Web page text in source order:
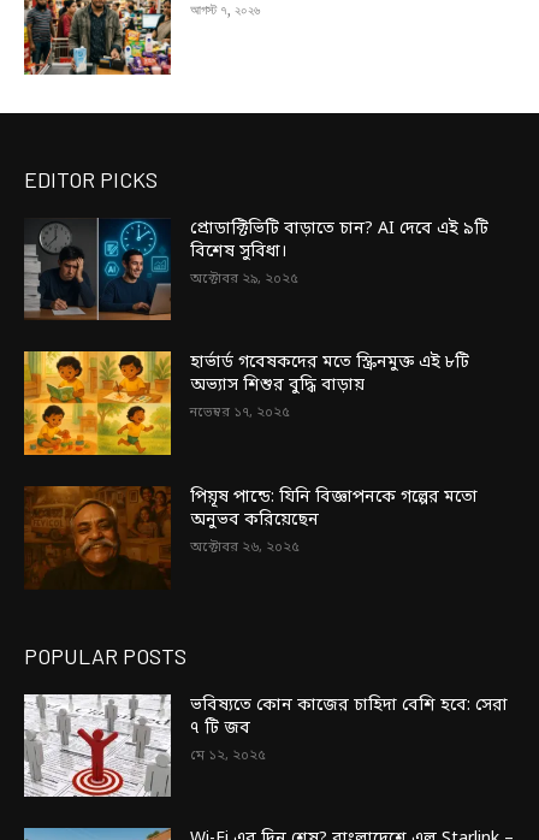
আগস্ট ৭, ২০২৬
EDITOR PICKS
প্রোডাক্টিভিটি বাড়াতে চান? AI দেবে এই ৯টি
বিশেষ সুবিধা।
অক্টোবর ২৯, ২০২৫
হার্ভার্ড গবেষকদের মতে স্ক্রিনমুক্ত এই ৮টি
অভ্যাস শিশুর বুদ্ধি বাড়ায়
নভেম্বর ১৭, ২০২৫
পিয়ূষ পান্ডে: যিনি বিজ্ঞাপনকে গল্পের মতো
অনুভব করিয়েছেন
অক্টোবর ২৬, ২০২৫
POPULAR POSTS
ভবিষ্যতে কোন কাজের চাহিদা বেশি হবে: সেরা
৭ টি জব
মে ১২, ২০২৫